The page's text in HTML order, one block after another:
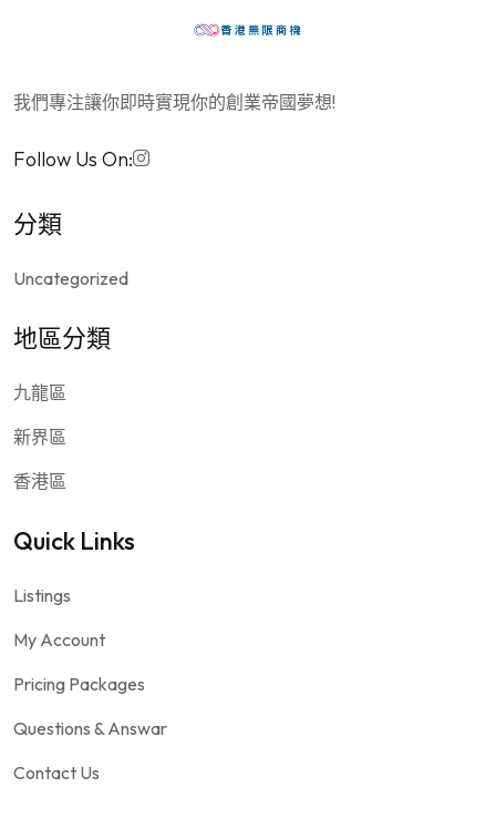
我們專注讓你即時實現你的創業帝國夢想!
Follow Us On:
分類
Uncategorized
地區分類
九龍區
新界區
香港區
Quick Links
Listings
My Account
Pricing Packages
Questions & Answar
Contact Us